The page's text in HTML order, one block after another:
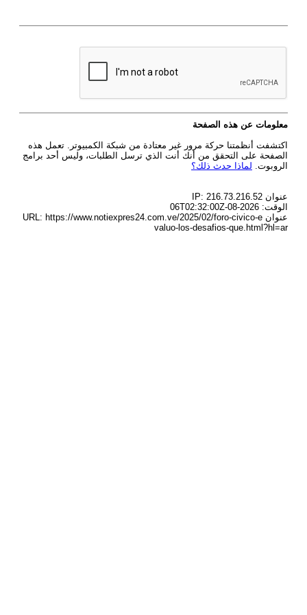
معلومات عن هذه الصفحة
اكتشفت أنظمتنا حركة مرور غير معتادة من شبكة الكمبيوتر. تعمل هذه
الصفحة على التحقق من أنك أنت الذي ترسل الطلبات، وليس أحد برامج
الروبوت. لماذا حدث ذلك؟
عنوان IP: 216.73.216.52
الوقت: 2026-08-06T02:32:00Z
عنوان URL: https://www.notiexpres24.com.ve/2025/02/foro-civico-e
valuo-los-desafios-que.html?hl=ar